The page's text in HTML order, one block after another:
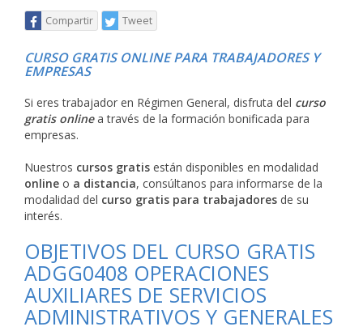
Compartir Tweet
CURSO GRATIS ONLINE PARA TRABAJADORES Y
EMPRESAS
Si eres trabajador en Régimen General, disfruta del curso
gratis onlinea través de la formación bonificada para
empresas.
Nuestros cursos gratis están disponibles en modalidad
online o a distancia, consúltanos para informarse de la
modalidad del curso gratis para trabajadores de su
interés.
OBJETIVOS DEL CURSO GRATIS
ADGG0408 OPERACIONES
AUXILIARES DE SERVICIOS
ADMINISTRATIVOS Y GENERALES